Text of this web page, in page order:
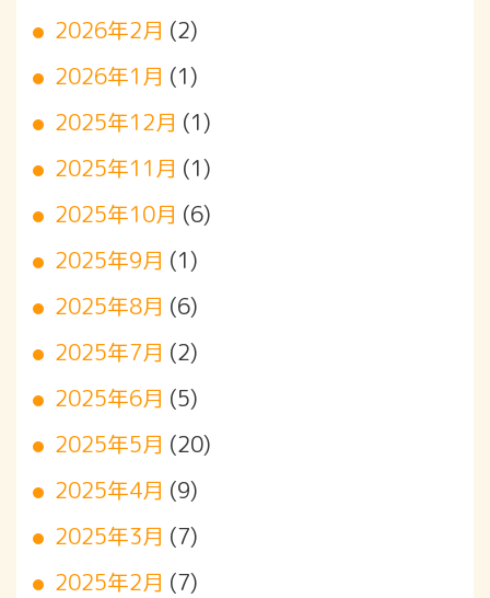
2026年2月 (2)
2026年1月 (1)
2025年12月 (1)
2025年11月 (1)
2025年10月 (6)
2025年9月 (1)
2025年8月 (6)
2025年7月 (2)
2025年6月 (5)
2025年5月 (20)
2025年4月 (9)
2025年3月 (7)
2025年2月 (7)